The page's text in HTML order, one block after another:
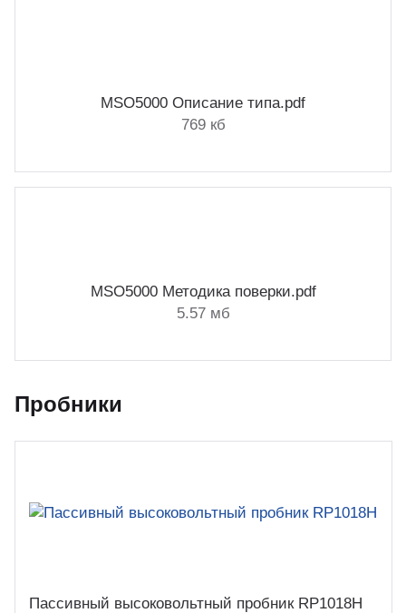
MSO5000 Описание типа.pdf
769 кб
MSO5000 Методика поверки.pdf
5.57 мб
Пробники
Пассивный высоковольтный пробник RP1018H